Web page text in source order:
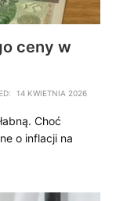
ceny w
14 KWIETNIA 2026
Choć
o inflacji na